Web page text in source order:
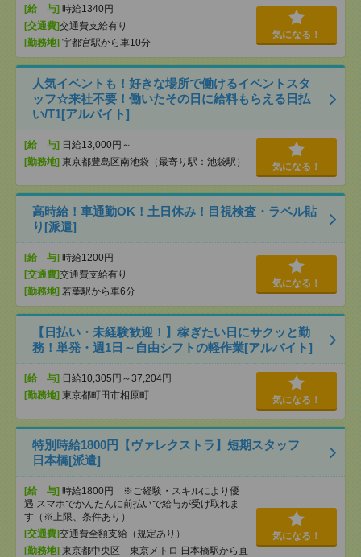
[給 与] 時給1340円
[交通費]交通費支給有り
[勤務地] 宇都宮駅から車10分
気になる！
人気イベントも！好きな場所で働けるイベントスタ
ッフ☆来社不要！働いたその日に給料もらえる日払
い/T1[アルバイト]
[給 与] 日給13,000円～
[勤務地] 東京都豊島区南池袋（最寄り駅：池袋駅） 気になる！
高時給！車通勤OK！土日休み！目視検査・ラベル貼
り[派遣]
[給 与] 時給1200円
[交通費]交通費支給有り
[勤務地] 若葉駅から車6分
気になる！
【日払い・未経験歓迎！】稼ぎたい日にサクッと勤
務！単発・週1日～自由シフトの軽作業[アルバイト]
[給 与] 日給10,305円～37,204円
[勤務地] 東京都町田市相原町 気になる！
特別時給1800円【ヴァレクストラ】短期スタッフ
日本橋[派遣]
[給 与] 時給1800円 ※ご経験・スキルにより優
遇 スマホでかんたんに前払いで給与が受け取れま
す（※上限、条件あり）
[交通費]交通費全額支給（規定あり）
[勤務地] 東京都中央区 東京メトロ 日本橋駅から直
気になる！